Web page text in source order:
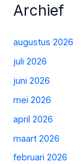
Archief
augustus 2026
juli 2026
juni 2026
mei 2026
april 2026
maart 2026
februari 2026